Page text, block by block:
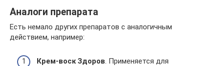
Аналоги препарата
Есть немало других препаратов с аналогичным
действием, например:
Крем-воск Здоров . Применяется для